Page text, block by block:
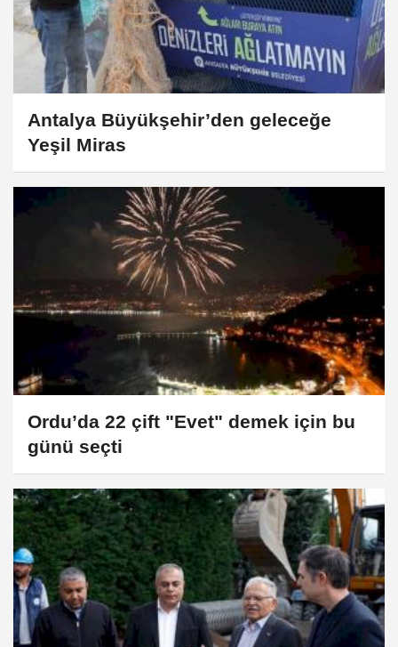
Antalya Büyükşehir’den geleceğe
Yeşil Miras
Ordu’da 22 çift "Evet" demek için bu
günü seçti